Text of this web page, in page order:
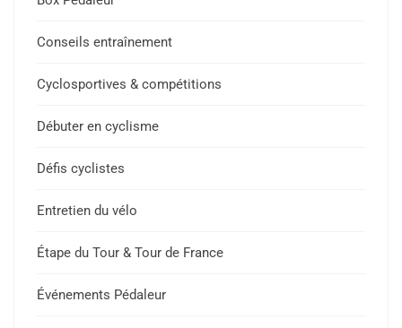
Conseils entraînement
Cyclosportives & compétitions
Débuter en cyclisme
Défis cyclistes
Entretien du vélo
Étape du Tour & Tour de France
Événements Pédaleur